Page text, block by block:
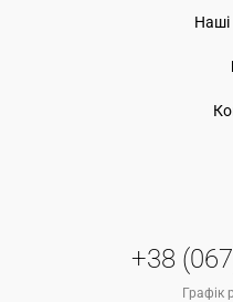
Наші
+38
Графік